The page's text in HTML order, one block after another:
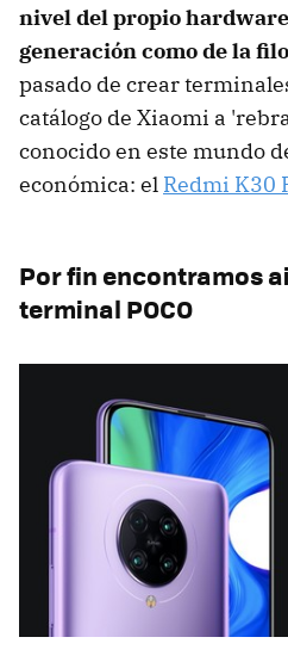
nivel del propio
generación como de la
pasado de crear
catálogo de Xiaomi a
conocido en este mundo
económica: el Redmi K30
Por fin encontramos
terminal POCO